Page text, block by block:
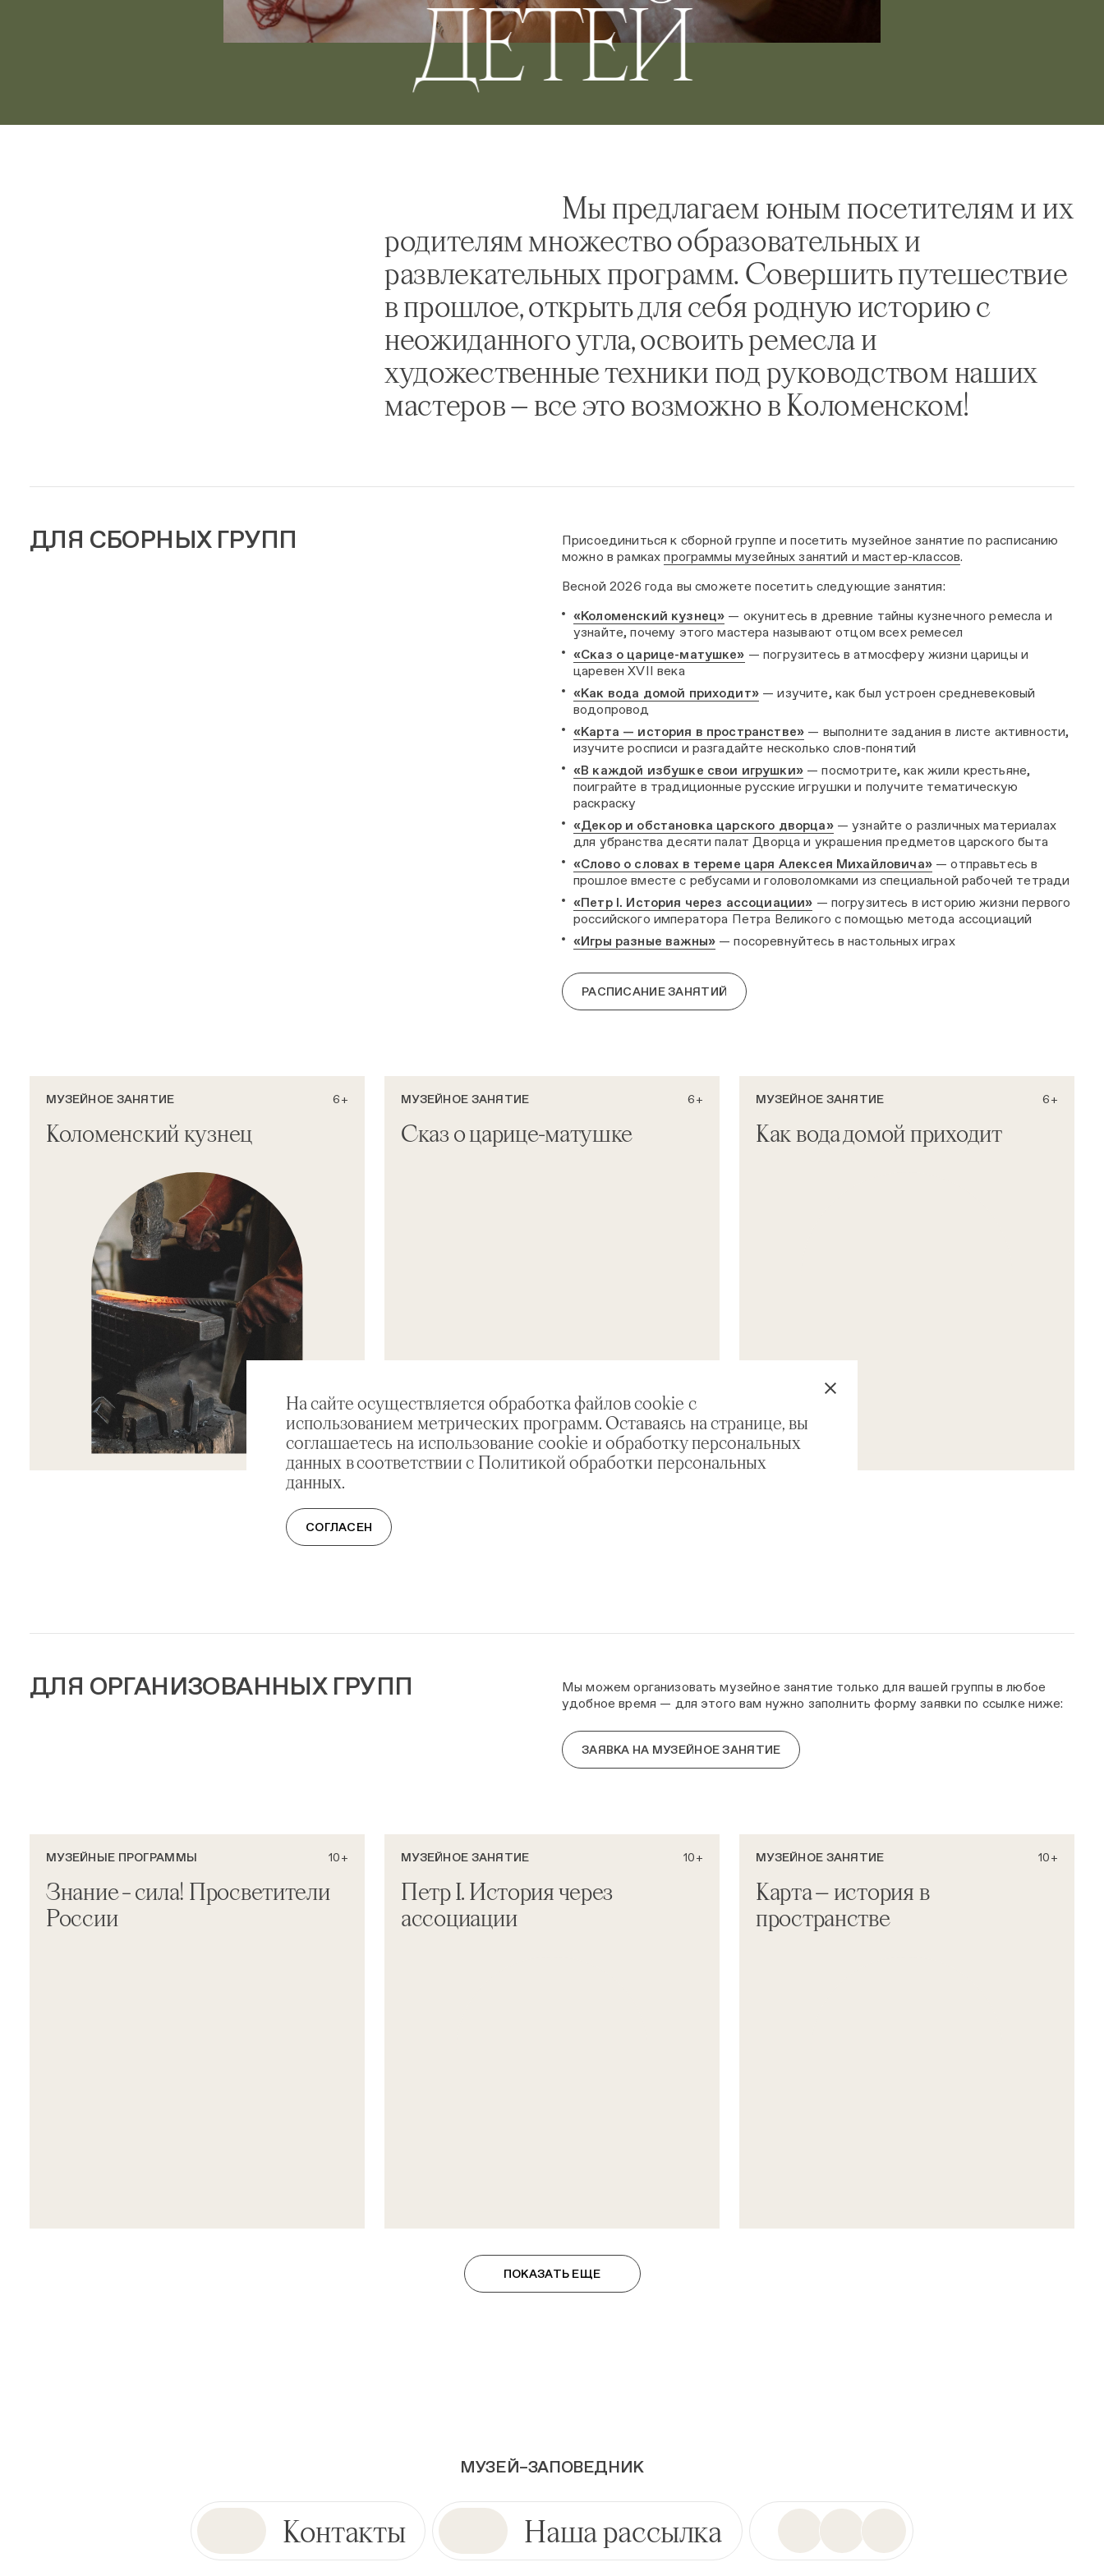
На сайте осуществляется обработка файлов cookie с
использованием метрических программ. Оставаясь на странице, вы
соглашаетесь на использование cookie и обработку персональных
данных в соответствии с Политикой обработки персональных
данных.
СОГЛАСЕН
ДЕТЕЙ
Мы предлагаем юным посетителям и их
родителям множество образовательных и
развлекательных программ. Совершить путешествие
в прошлое, открыть для себя родную историю с
неожиданного угла, освоить ремесла и
художественные техники под руководством наших
мастеров — все это возможно в Коломенском!
ДЛЯ СБОРНЫХ ГРУПП
Присоединиться к сборной группе и посетить музейное занятие по расписанию
можно в рамкахпрограммы музейных занятий и мастер-классов.
Весной 2026 года вы сможете посетить следующие занятия:
«Коломенский кузнец» — окунитесь в древние тайны кузнечного ремесла и
узнайте, почему этого мастера называют отцом всех ремесел
«Сказ о царице-матушке» — погрузитесь в атмосферу жизни царицы и
царевен XVII века
«Как вода домой приходит»— изучите, как был устроен средневековый
водопровод
«Карта — история в пространстве» — выполните задания в листе активности,
изучите росписи и разгадайте несколько слов-понятий
«В каждой избушке свои игрушки» — посмотрите, как жили крестьяне,
поиграйте в традиционные русские игрушки и получите тематическую
раскраску
«Декор и обстановка царского дворца» — узнайте о различных материалах
для убранства десяти палат Дворца и украшения предметов царского быта
«Слово о словах в тереме царя Алексея Михайловича»— отправьтесь в
прошлое вместе с ребусами и головоломками из специальной рабочей тетради
«Петр I. История через ассоциации» — погрузитесь в историю жизни первого
российского императора Петра Великого с помощью метода ассоциаций
«Игры разные важны» — посоревнуйтесь в настольных играх
РАСПИСАНИЕ ЗАНЯТИЙ
МУЗЕЙНОЕ ЗАНЯТИЕ 6+
Коломенский кузнец
МУЗЕЙНОЕ ЗАНЯТИЕ 6+
Сказ о царице-матушке
МУЗЕЙНОЕ ЗАНЯТИЕ 6+
Как вода домой приходит
ДЛЯ ОРГАНИЗОВАННЫХ ГРУПП
Мы можем организовать музейное занятие только для вашей группы в любое
удобное время — для этого вам нужно заполнить форму заявки по ссылке ниже:
ЗАЯВКА НА МУЗЕЙНОЕ ЗАНЯТИЕ
МУЗЕЙНЫЕ ПРОГРАММЫ 10+
Знание – сила! Просветители
России
МУЗЕЙНОЕ ЗАНЯТИЕ 10+
Петр I. История через
ассоциации
МУЗЕЙНОЕ ЗАНЯТИЕ 10+
Карта — история в
пространстве
ПОКАЗАТЬ ЕЩЕ
МУЗЕЙ–ЗАПОВЕДНИК
Контакты Наша рассылка